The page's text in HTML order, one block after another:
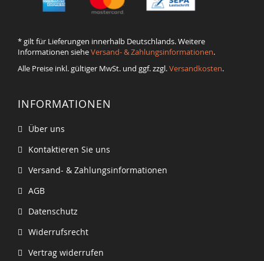
* gilt für Lieferungen innerhalb Deutschlands. Weitere
Informationen sieheVersand- & Zahlungsinformationen.
Alle Preise inkl. gültiger MwSt. und ggf. zzgl.Versandkosten.
INFORMATIONEN
Über uns
Kontaktieren Sie uns
Versand- & Zahlungsinformationen
AGB
Datenschutz
Widerrufsrecht
Vertrag widerrufen